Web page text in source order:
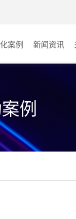
案例
旅照明
其它
新闻资讯
例